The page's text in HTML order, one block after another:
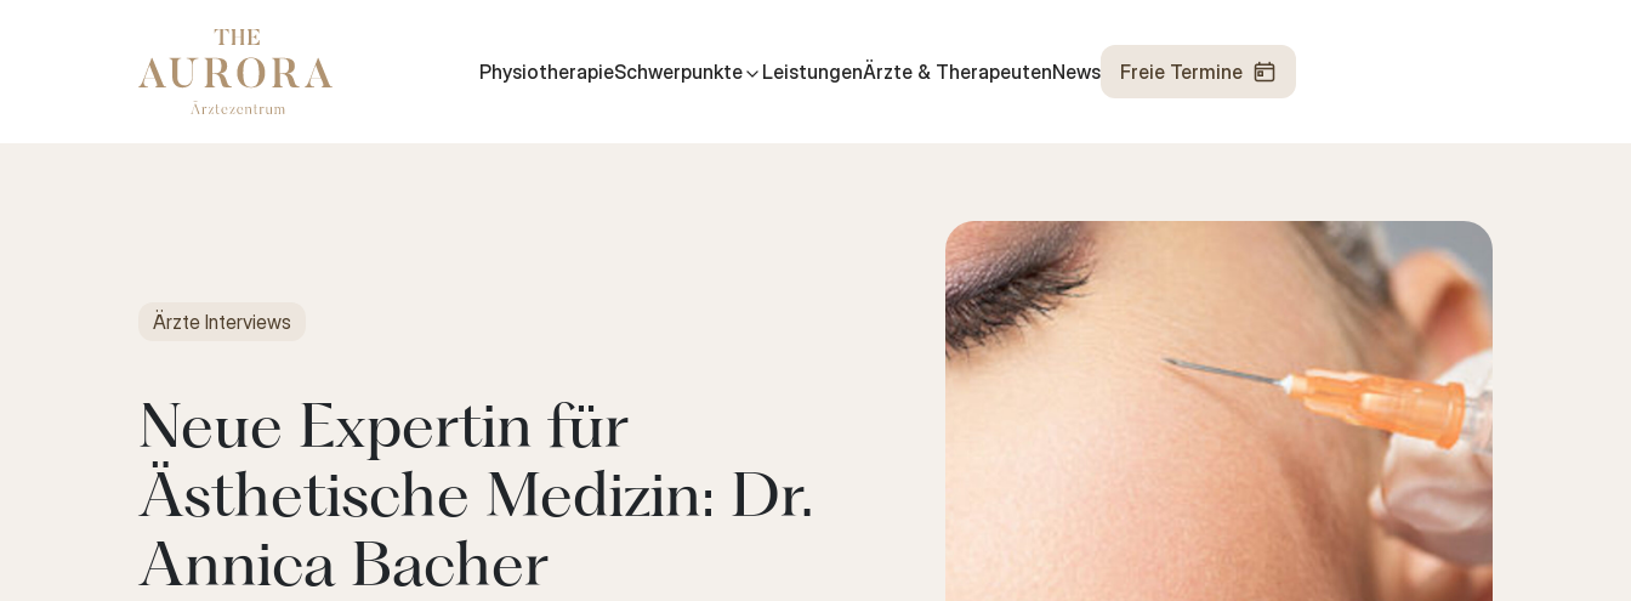
PhysiotherapieSchwerpunkte LeistungenÄrzte & TherapeutenNews Freie Termine
Ärzte Interviews
Neue Expertin für
Ästhetische Medizin: Dr.
Annica Bacher